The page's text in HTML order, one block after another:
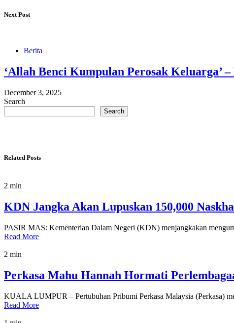
Next Post
Berita
‘Allah Benci Kumpulan Perosak Keluarga’
December 3, 2025
Search
Search
Related Posts
2 min
KDN Jangka Akan Lupuskan 150,000
PASIR MAS: Kementerian Dalam Negeri (KDN) menjangkakan
Read More
2 min
Perkasa Mahu Hannah Hormati
KUALA LUMPUR – Pertubuhan Pribumi Perkasa Malaysia (Perkasa)
Read More